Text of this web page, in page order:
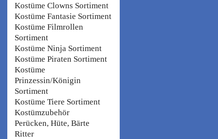
Kostüme Clowns Sortiment
Kostüme Fantasie Sortiment
Kostüme Filmrollen
Sortiment
Kostüme Ninja Sortiment
Kostüme Piraten Sortiment
Kostüme
Prinzessin/Königin
Sortiment
Kostüme Tiere Sortiment
Kostümzubehör
Perücken, Hüte, Bärte
Ritter